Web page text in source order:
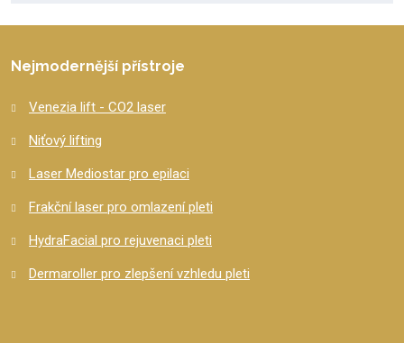
se
Nejmodernější přístroje
Venezia lift - CO2 laser
Niťový lifting
Laser Mediostar pro epilaci
Frakční laser pro omlazení pleti
HydraFacial pro rejuvenaci pleti
Dermaroller pro zlepšení vzhledu pleti